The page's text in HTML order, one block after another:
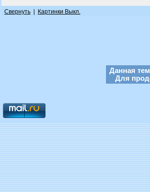
Свернуть Картинки Выкл.
Данная
Для